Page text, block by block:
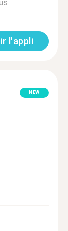
l'appli
NEW